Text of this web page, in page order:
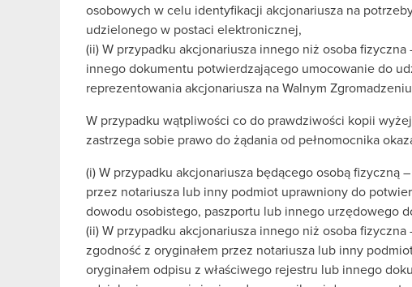
osobowych w celu identyfikacji akcjonariusza na
udzielonego w postaci elektronicznej,
(ii) W przypadku akcjonariusza innego niż osoba
innego dokumentu potwierdzającego umocowanie do
reprezentowania akcjonariusza na Walnym
W przypadku wątpliwości co do prawdziwości kopii
zastrzega sobie prawo do żądania od pełnomocnika
(i) W przypadku akcjonariusza będącego osobą fizyczną
przez notariusza lub inny podmiot uprawniony do
dowodu osobistego, paszportu lub innego urzędowego
(ii) W przypadku akcjonariusza innego niż osoba
zgodność z oryginałem przez notariusza lub inny
oryginałem odpisu z właściwego rejestru lub innego